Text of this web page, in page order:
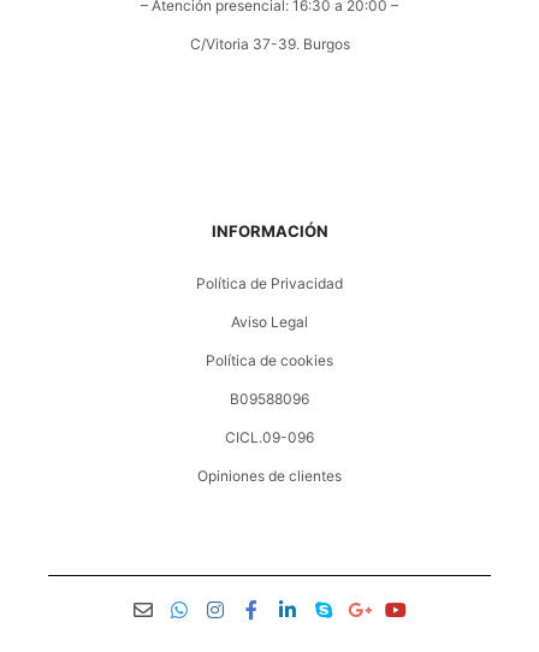
– Atención presencial: 16:30 a 20:00 –
C/Vitoria 37-39. Burgos
INFORMACIÓN
Política de Privacidad
Aviso Legal
Política de cookies
B09588096
CICL.09-096
Opiniones de clientes